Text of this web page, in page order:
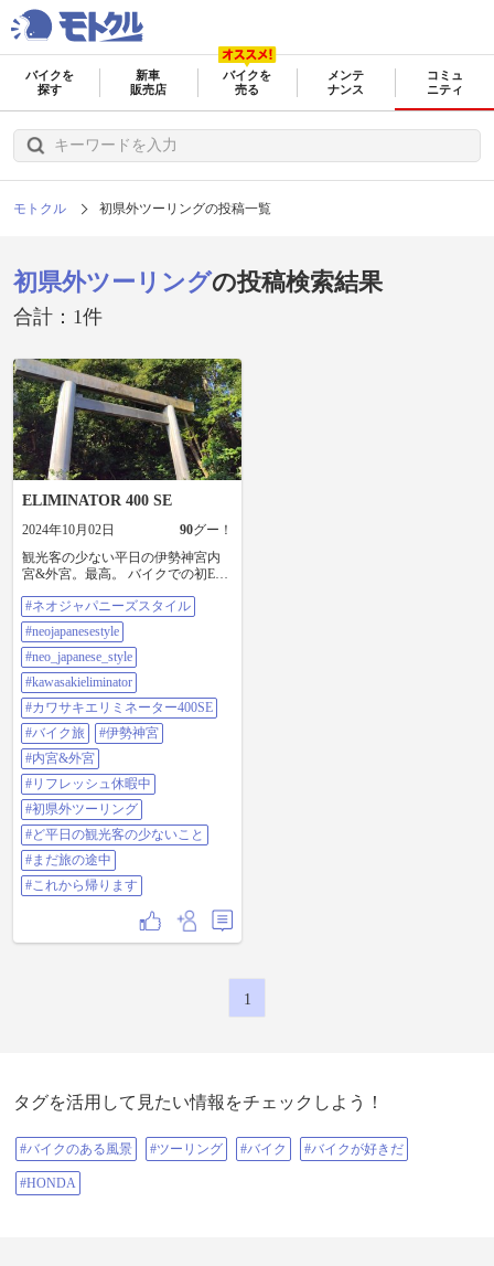
バイクを
探す
新車
販売店
バイクを
売る
メンテ
ナンス
コミュ
ニティ
モトクル 初県外ツーリングの投稿一覧
初県外ツーリングの投稿検索結果
合計：1件
ELIMINATOR 400 SE
2024年10月02日 90グー！
観光客の少ない平日の伊勢神宮内
宮&外宮。最高。 バイクでの初ETC
外ロングツーリングです。 これか
ら家路に帰ります。#ネオジャパニ
ーズスタイル #neojapanesestyle
#neo_japanese_style
#kawasakieliminator #カワサキエリミ
ネーター400se #バイク旅 #伊勢神宮
#内宮&外宮 #リフレッシュ休暇中 #
初県外ツーリング #ど平日の観光客
の少ないこと #まだ旅の途中 #これ
から帰ります
#ネオジャパニーズスタイル
#neojapanesestyle
#neo_japanese_style
#kawasakieliminator
#カワサキエリミネーター400SE
#バイク旅
#伊勢神宮
#内宮&外宮
#リフレッシュ休暇中
#初県外ツーリング
#ど平日の観光客の少ないこと
#まだ旅の途中
#これから帰ります
1
タグを活用して見たい情報をチェックしよう！
#バイクのある風景 #ツーリング #バイク #バイクが好きだ
#HONDA